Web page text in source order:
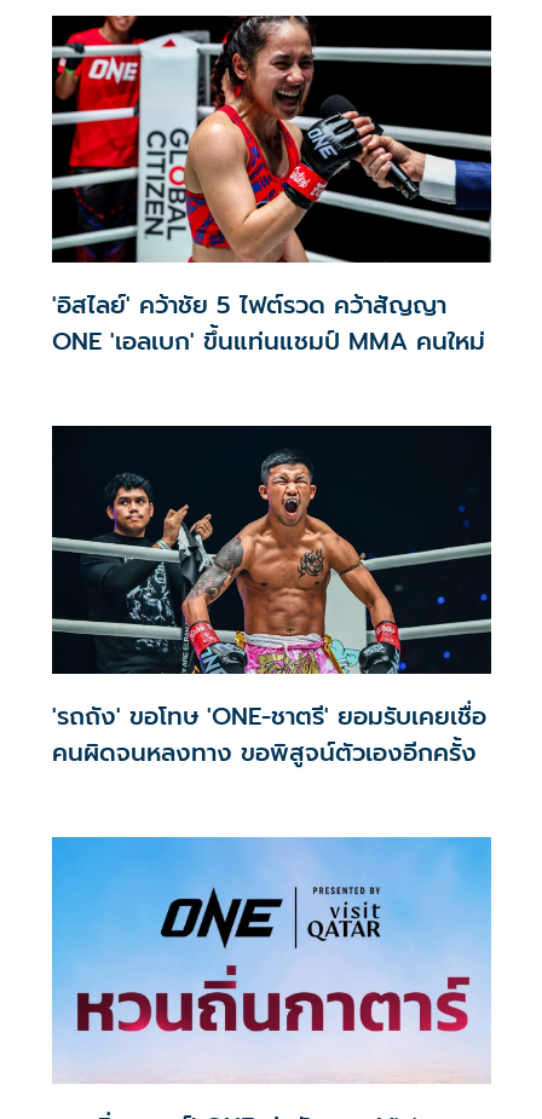
'อิสไลย์' คว้าชัย 5 ไฟต์รวด คว้าสัญญา
ONE 'เอลเบก' ขึ้นแท่นแชมป์ MMA คนใหม่
'รถถัง' ขอโทษ 'ONE-ชาตรี' ยอมรับเคยเชื่อ
คนผิดจนหลงทาง ขอพิสูจน์ตัวเองอีกครั้ง